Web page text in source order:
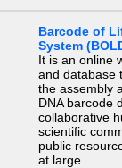
Barcode of
System
It is an online
and database
the assembly
DNA barcode
collaborative
scientific
public
at large.